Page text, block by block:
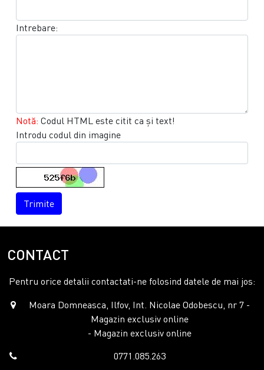
Intrebare:
Notă: Codul HTML este citit ca şi text!
Introdu codul din imagine
Trimite
CONTACT
Pentru orice detalii contactati-ne folosind datele de mai jos:
Moara Domneasca, Ilfov, Int. Nicolae Odobescu, nr 7 -
Magazin exclusiv online
- Magazin exclusiv online
0771.085.263